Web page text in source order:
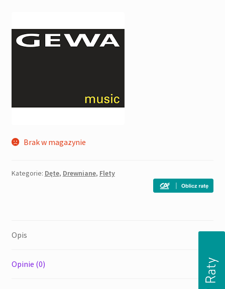
Brak w magazynie
Kategorie: Dęte, Drewniane, Flety
Opis
Opinie (0)